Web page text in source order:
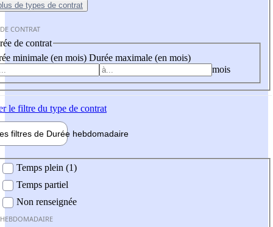
de types de contrat
CONTRAT
de contrat
minimale (en mois) Durée maximale (en mois)
mois
le filtre du type de contrat
filtres de Durée hebdomadaire
Temps plein (1)
Temps partiel
Non renseignée